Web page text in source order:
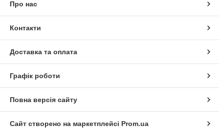
Про нас
Контакти
Доставка та оплата
Графік роботи
Повна версія сайту
Сайт створено на маркетплейсі Prom.ua